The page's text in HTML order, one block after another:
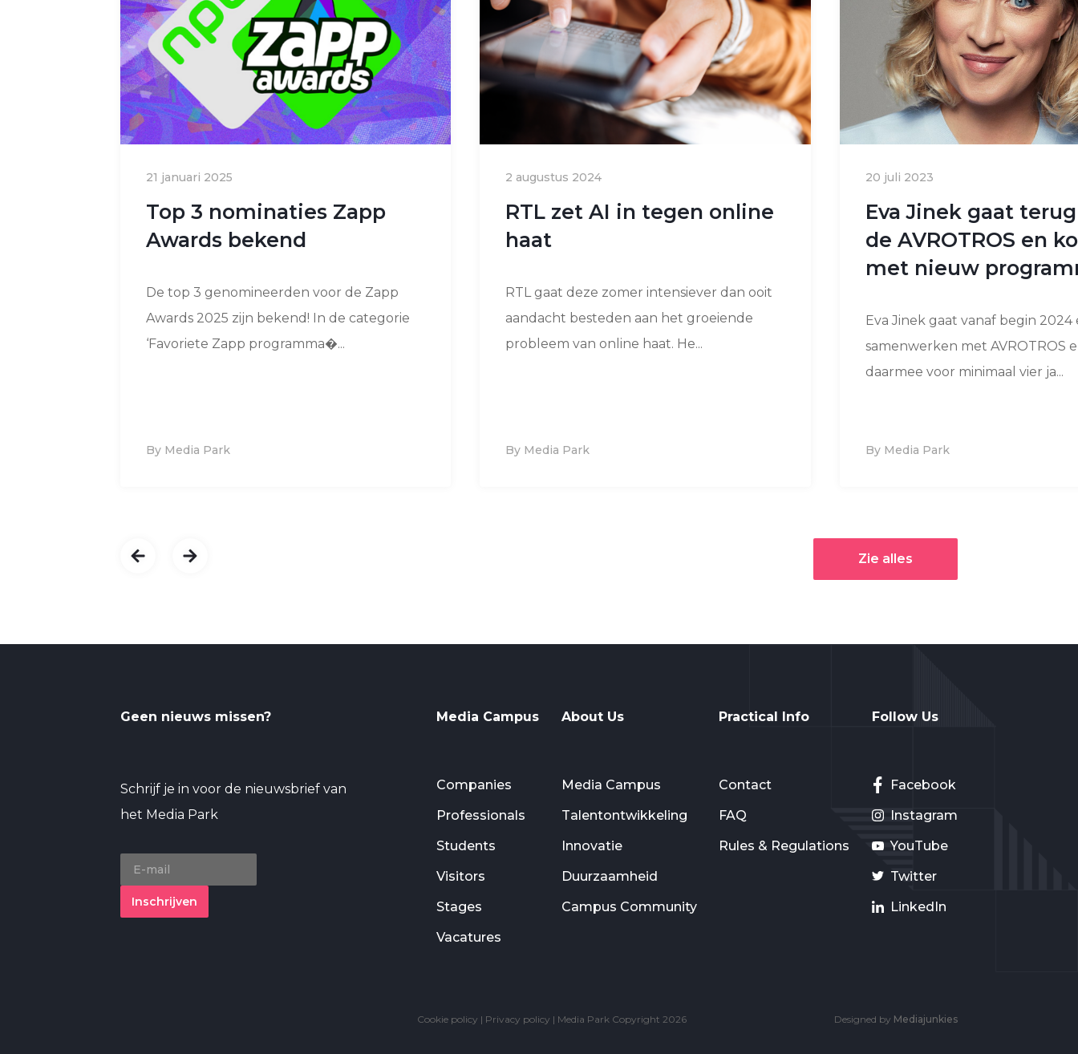
21 januari 2025
Top 3 nominaties Zapp
Awards bekend
De top 3 genomineerden voor de Zapp
Awards 2025 zijn bekend! In de categorie
‘Favoriete Zapp programma�...
By Media Park
2 augustus 2024
RTL zet AI in tegen online
haat
RTL gaat deze zomer intensiever dan ooit
aandacht besteden aan het groeiende
probleem van online haat. He...
By Media Park
20 juli 2023
Eva Jinek gaat
de AVROTROS en
met nieuw
Eva Jinek gaat vanaf begin 2024
samenwerken met AVROTROS
daarmee voor minimaal vier ja...
By Media Park
Zie alles
Geen nieuws missen?
Schrijf je in voor de nieuwsbrief van
het Media Park
Inschrijven
Media Campus
Companies
Professionals
Students
Visitors
Stages
Vacatures
About Us
Media Campus
Talentontwikkeling
Innovatie
Duurzaamheid
Campus Community
Practical Info
Contact
FAQ
Rules & Regulations
Follow Us
Facebook
Instagram
YouTube
Twitter
LinkedIn
Cookie policy | Privacy policy | Media Park Copyright 2026 Designed by Mediajunkies